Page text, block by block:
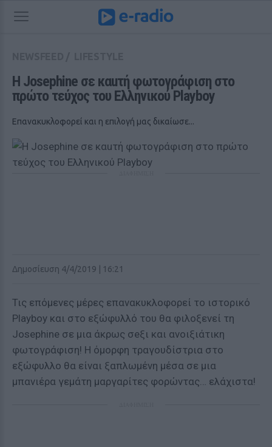
Η Josephine σε καuτή φωτογράφιση στο
πρώτο τεύχος του Eλληνικού Playboy
Επανακυκλοφορεί και η επιλογή μας δικαίωσε...
Δημοσίευση 4/4/2019 | 16:21
Τις επόμενες μέρες επανακυκλοφορεί το ιστορικό
Playboy και στο εξώφυλλό του θα φιλοξενεί τη
Josephine σε μια άκρως σeξι και ανοιξιάτικη
φωτογράφιση! Η όμορφη τραγουδίστρια στο
εξώφυλλο θα είναι ξαπλωμένη μέσα σε μια
μπανιέρα γεμάτη μαργαρίτες φορώντας… ελάχιστα!